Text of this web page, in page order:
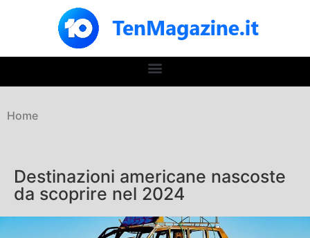
Home
Destinazioni americane nascoste
da scoprire nel 2024